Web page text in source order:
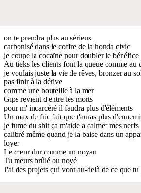
on te prendra plus au sérieux
carbonisé dans le coffre de la honda civic
je coupe la cocaïne pour doubler le bénéfice
Au tieks les clients font la queue comme au
je voulais juste la vie de rêves, bronzer au
pas finir à la dérive
comme une bouteille à la mer
Gips revient d'entre les morts
pour m' incarcéré il faudra plus d'éléments
Un max de fric fait que t'auras plus
je fume du shit ça m'aide a calmer mes nerfs
calibré même quand je la baise dans un
loyer
Le cœur dur comme un noyau
Tu meurs brûlé ou noyé
J'ai des projets qui vont au-delà de ce que